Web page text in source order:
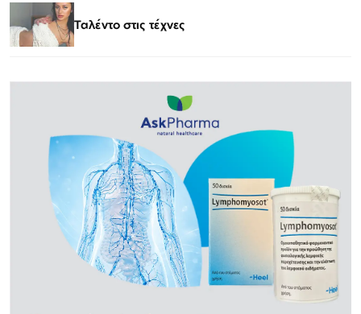
Ταλέντο στις τέχνες